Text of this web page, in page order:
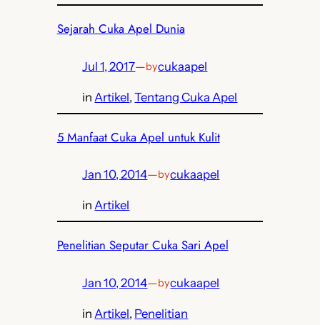
Sejarah Cuka Apel Dunia
Jul 1, 2017—bycukaapel
in Artikel, Tentang Cuka Apel
5 Manfaat Cuka Apel untuk Kulit
Jan 10, 2014—bycukaapel
inArtikel
Penelitian Seputar Cuka Sari Apel
Jan 10, 2014—bycukaapel
in Artikel, Penelitian